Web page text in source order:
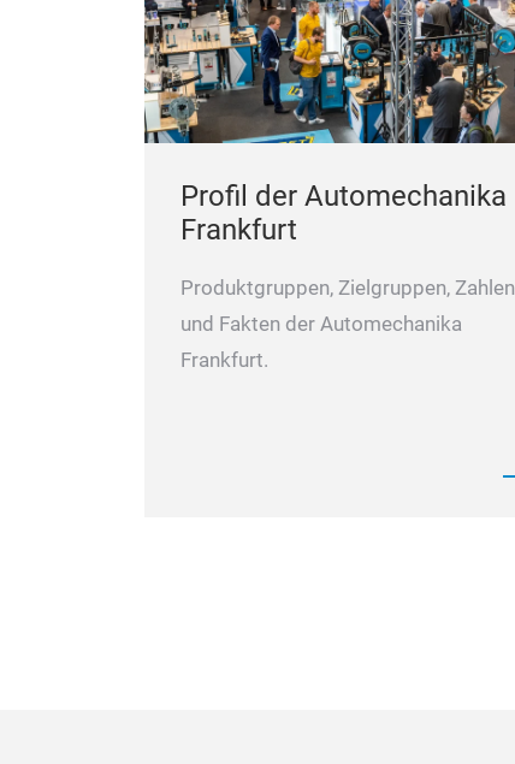
Profil der Automechanika
Frankfurt
Produktgruppen, Zielgruppen, Zahlen
und Fakten der Automechanika
Frankfurt.